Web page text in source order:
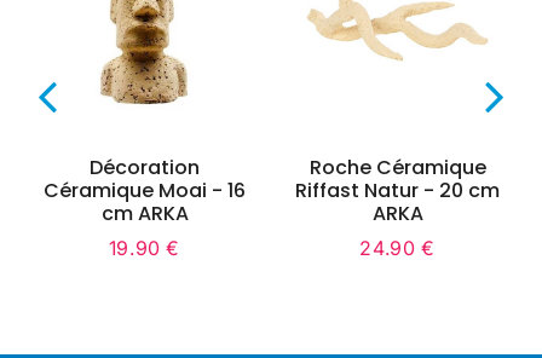
Décoration
Céramique Moai - 16
cm ARKA
Prix
19.90 €
Roche Céramique
Riffast Natur - 20 cm
ARKA
Prix
24.90 €